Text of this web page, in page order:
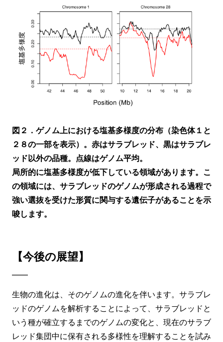
図２．ゲノム上における塩基多様度の分布（染色体１と
２８の一部を表示）。赤はサラブレッド、黒はサラブレ
ッド以外の品種。点線はゲノム平均。
局所的に塩基多様度が低下している領域があります。こ
の領域には、サラブレッドのゲノムが形成される過程で
強い選抜を受けた形質に関与する遺伝子があることを示
唆します。
【今後の展望】
生物の進化は、そのゲノムの進化を伴います。サラブレ
ッドのゲノムを解析することによって、サラブレッドと
いう種が確立するまでのゲノムの変化と、現在のサラブ
レッド集団中に保有される多様性を理解することを試み